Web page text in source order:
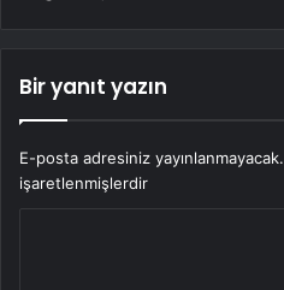
Bir yanıt yazın
E-posta adresiniz yayınlanmayacak.
işaretlenmişlerdir